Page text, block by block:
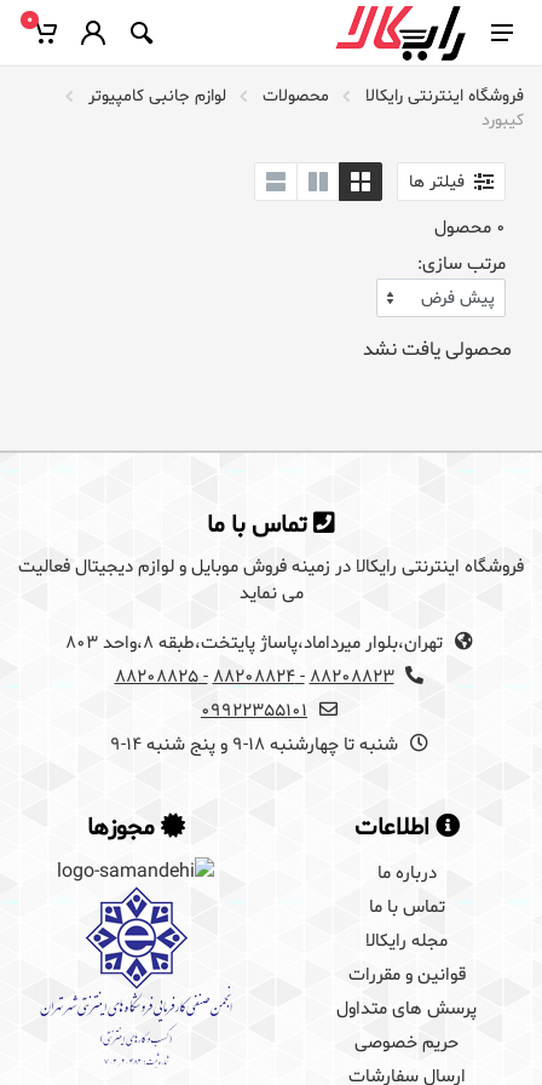
0
فروشگاه اینترنتی رایکالا محصولات
لوازم جانبی کامپیوتر
کیبورد
فیلتر ها
0 محصول
مرتب سازی:
محصولی یافت نشد
تماس با ما
فروشگاه اینترنتی رایکالا در زمینه فروش موبایل و لوازم دیجیتال فعالیت
می نماید
تهران،بلوار میرداماد،پاساژ پایتخت،طبقه 8،واحد 803
88208823
- 88208824
- 88208825
09922355101
شنبه تا چهارشنبه 18-9 و پنج شنبه 14-9
اطلاعات
درباره ما
تماس با ما
مجله رایکالا
قوانین و مقررات
پرسش های متداول
حریم خصوصی
ارسال سفارشات
مجوزها